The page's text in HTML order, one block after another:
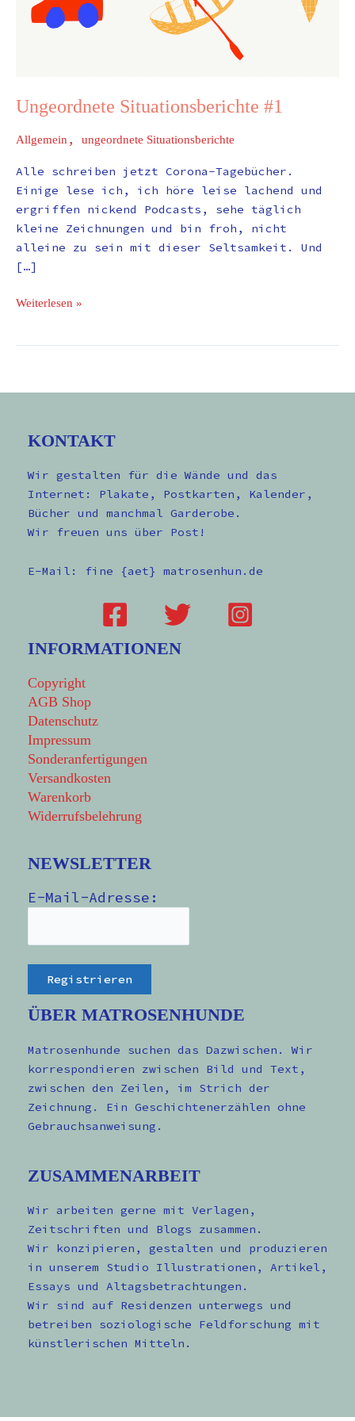
Ungeordnete Situationsberichte #1
Allgemein , ungeordnete Situationsberichte
Alle schreiben jetzt Corona-Tagebücher.
Einige lese ich, ich höre leise lachend und
ergriffen nickend Podcasts, sehe täglich
kleine Zeichnungen und bin froh, nicht
alleine zu sein mit dieser Seltsamkeit. Und
[…]
Weiterlesen »
KONTAKT
Wir gestalten für die Wände und das
Internet: Plakate, Postkarten, Kalender,
Bücher und manchmal Garderobe.
Wir freuen uns über Post!
E-Mail: fine {aet} matrosenhun.de
INFORMATIONEN
Copyright
AGB Shop
Datenschutz
Impressum
Sonderanfertigungen
Versandkosten
Warenkorb
Widerrufsbelehrung
NEWSLETTER
E-Mail-Adresse:
ÜBER MATROSENHUNDE
Matrosenhunde suchen das Dazwischen. Wir
korrespondieren zwischen Bild und Text,
zwischen den Zeilen, im Strich der
Zeichnung. Ein Geschichtenerzählen ohne
Gebrauchsanweisung.
ZUSAMMENARBEIT
Wir arbeiten gerne mit Verlagen,
Zeitschriften und Blogs zusammen.
Wir konzipieren, gestalten und produzieren
in unserem Studio Illustrationen, Artikel,
Essays und Altagsbetrachtungen.
Wir sind auf Residenzen unterwegs und
betreiben soziologische Feldforschung mit
künstlerischen Mitteln.